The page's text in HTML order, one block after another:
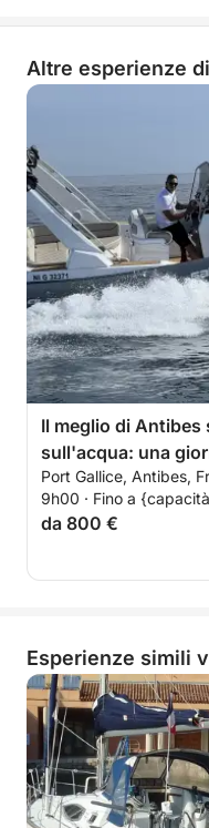
Altre esperienze
Il meglio di Antibes
sull'acqua: una
esclusiva su un
Port Gallice, Antibes,
9h00 · Fino a
da 800 €
Esperienze simili